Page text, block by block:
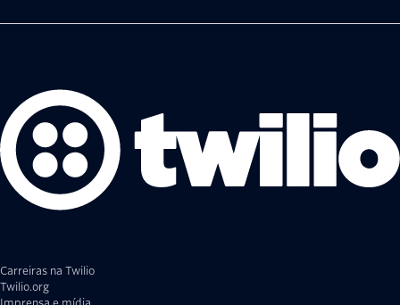
Carreiras na Twilio
Twilio.org